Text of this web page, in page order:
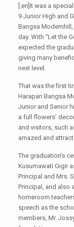
[:en]It was a
9 Junior High and
Bangsa
day. With “Let the
expected the
giving many
next level.
That was the first
Harapan Bangsa
Junior and Senior
a full flowers’
and visitors, such
amazed and
The graduation’s
Kusumawati Gigir
Principal and Mrs.
Principal, and also
homeroom
speech as the
members, Mr.